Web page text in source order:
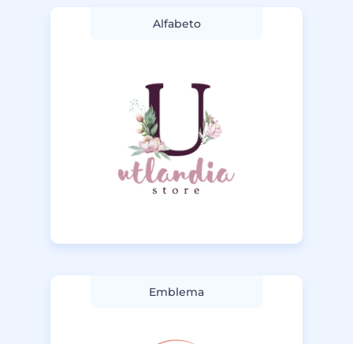
Alfabeto
Emblema